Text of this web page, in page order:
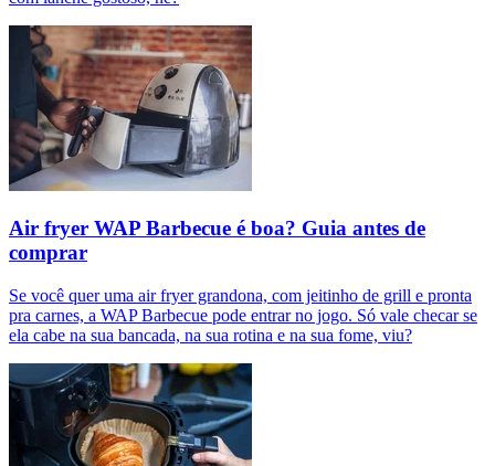
Air fryer WAP Barbecue é boa? Guia antes de
comprar
Se você quer uma air fryer grandona, com jeitinho de grill e pronta
pra carnes, a WAP Barbecue pode entrar no jogo. Só vale checar se
ela cabe na sua bancada, na sua rotina e na sua fome, viu?